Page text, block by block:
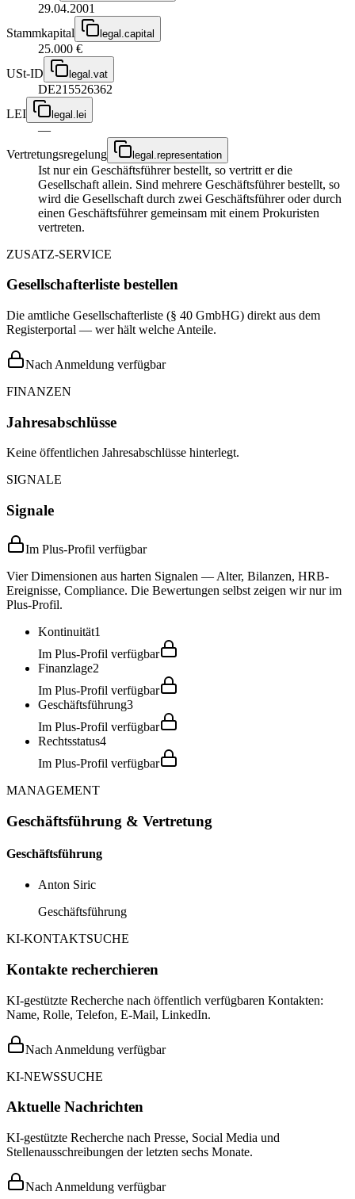
29.04.2001
Stammkapital
legal.capital
25.000 €
USt-ID
legal.vat
DE215526362
LEI
legal.lei
—
Vertretungsregelung
legal.representation
Ist nur ein Geschäftsführer bestellt, so vertritt er die
Gesellschaft allein. Sind mehrere Geschäftsführer bestellt, so
wird die Gesellschaft durch zwei Geschäftsführer oder durch
einen Geschäftsführer gemeinsam mit einem Prokuristen
vertreten.
ZUSATZ-SERVICE
Gesellschafterliste bestellen
Die amtliche Gesellschafterliste (§ 40 GmbHG) direkt aus dem
Registerportal — wer hält welche Anteile.
Nach Anmeldung verfügbar
FINANZEN
Jahresabschlüsse
Keine öffentlichen Jahresabschlüsse hinterlegt.
SIGNALE
Signale
Im Plus-Profil verfügbar
Vier Dimensionen aus harten Signalen — Alter, Bilanzen, HRB-
Ereignisse, Compliance. Die Bewertungen selbst zeigen wir nur im
Plus-Profil.
Kontinuität1
Im Plus-Profil verfügbar
Finanzlage2
Im Plus-Profil verfügbar
Geschäftsführung3
Im Plus-Profil verfügbar
Rechtsstatus4
Im Plus-Profil verfügbar
MANAGEMENT
Geschäftsführung & Vertretung
Geschäftsführung
Anton Siric
Geschäftsführung
KI-KONTAKTSUCHE
Kontakte recherchieren
KI-gestützte Recherche nach öffentlich verfügbaren Kontakten:
Name, Rolle, Telefon, E-Mail, LinkedIn.
Nach Anmeldung verfügbar
KI-NEWSSUCHE
Aktuelle Nachrichten
KI-gestützte Recherche nach Presse, Social Media und
Stellenausschreibungen der letzten sechs Monate.
Nach Anmeldung verfügbar